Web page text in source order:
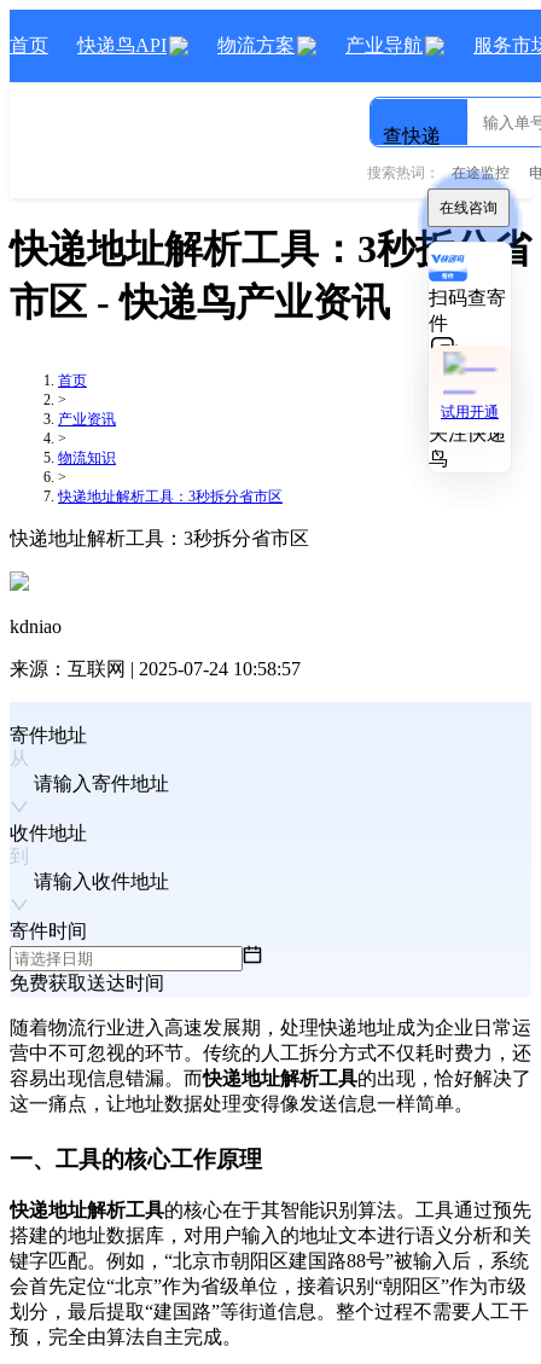
在线咨询
扫码查寄
件
技术对接
关注快递
鸟
试用开通
首页 快递鸟API 物流方案 产业导航 服务市
查快递
搜索热词： 在途监控
快递地址解析工具：3秒拆分省
市区 - 快递鸟产业资讯
首页
>
产业资讯
>
物流知识
>
快递地址解析工具：3秒拆分省市区
快递地址解析工具：3秒拆分省市区
kdniao
来源： 互联网 | 2025-07-24 10:58:57
寄件地址
请输入寄件地址
收件地址
请输入收件地址
寄件时间
免费获取送达时间
随着物流行业进入高速发展期，处理快递地址成为企业日常运
营中不可忽视的环节。传统的人工拆分方式不仅耗时费力，还
容易出现信息错漏。而快递地址解析工具的出现，恰好解决了
这一痛点，让地址数据处理变得像发送信息一样简单。
一、工具的核心工作原理
快递地址解析工具的核心在于其智能识别算法。工具通过预先
搭建的地址数据库，对用户输入的地址文本进行语义分析和关
键字匹配。例如，“北京市朝阳区建国路88号”被输入后，系统
会首先定位“北京”作为省级单位，接着识别“朝阳区”作为市级
划分，最后提取“建国路”等街道信息。整个过程不需要人工干
预，完全由算法自主完成。
在线咨询
扫码查寄
件
技术对接
关注快递
鸟
试用开通